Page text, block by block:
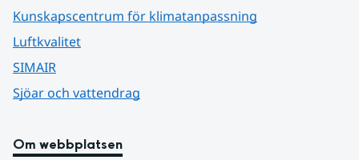
Kunskapscentrum för klimatanpassning
Luftkvalitet
SIMAIR
Sjöar och vattendrag
Om webbplatsen